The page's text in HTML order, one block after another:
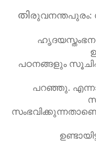
തിരുവനന്തപുരം:
പഠനങ്ങളും
പറഞ്ഞു.